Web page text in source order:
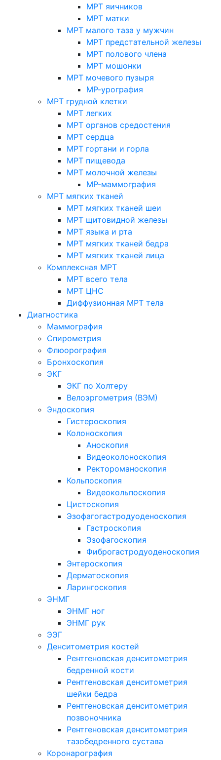
МРТ яичников
МРТ матки
МРТ малого таза у мужчин
МРТ предстательной железы
МРТ полового члена
МРТ мошонки
МРТ мочевого пузыря
МР-урография
МРТ грудной клетки
МРТ легких
МРТ органов средостения
МРТ сердца
МРТ гортани и горла
МРТ пищевода
МРТ молочной железы
МР-маммография
МРТ мягких тканей
МРТ мягких тканей шеи
МРТ щитовидной железы
МРТ языка и рта
МРТ мягких тканей бедра
МРТ мягких тканей лица
Комплексная МРТ
МРТ всего тела
МРТ ЦНС
Диффузионная МРТ тела
Диагностика
Маммография
Спирометрия
Флюорография
Бронхоскопия
ЭКГ
ЭКГ по Холтеру
Велоэргометрия (ВЭМ)
Эндоскопия
Гистероскопия
Колоноскопия
Аноскопия
Видеоколоноскопия
Ректороманоскопия
Кольпоскопия
Видеокольпоскопия
Цистоскопия
Эзофагогастродуоденоскопия
Гастроскопия
Эзофагоскопия
Фиброгастродуоденоскопия
Энтероскопия
Дерматоскопия
Ларингоскопия
ЭНМГ
ЭНМГ ног
ЭНМГ рук
ЭЭГ
Денситометрия костей
Рентгеновская денситометрия
бедренной кости
Рентгеновская денситометрия
шейки бедра
Рентгеновская денситометрия
позвоночника
Рентгеновская денситометрия
тазобедренного сустава
Коронарография